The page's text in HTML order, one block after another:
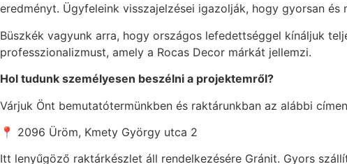
eredményt. Ügyfeleink visszajelzései igazolják, hogy gyorsan és
Büszkék vagyunk arra, hogy országos lefedettséggel kínáljuk
professzionalizmust, amely a Rocas Decor márkát jellemzi.
Hol tudunk személyesen beszélni a projektemről?
Várjuk Önt bemutatótermünkben és raktárunkban az alábbi
📍 2096 Üröm, Kmety György utca 2
Itt lenyűgöző raktárkészlet áll rendelkezésére Gránit. Gyors